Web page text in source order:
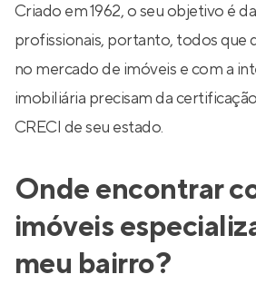
Criado em 1962, o seu objetivo é
profissionais, portanto, todos que
no mercado de imóveis e com a
imobiliária precisam da
CRECI de seu estado.
Onde encontrar
imóveis
meu bairro?